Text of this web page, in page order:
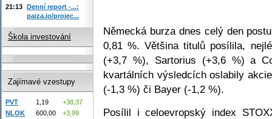
Německá burza dnes celý den
0,81 %. Většina titulů posílila,
(+3,7 %), Sartorius (+3,6 %) a
kvartálních výsledcích oslabily
(-1,3 %) či Bayer (-1,2 %).
Posílil i celoevropský index
21:13 Denní report -...:
paiza.io/projec...
Škola investování
Zajímavé vzestupy
PVT 1,19
+38,37
NLOK
600,00
+3,99